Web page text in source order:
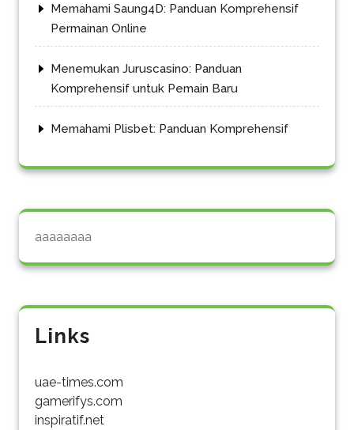
Memahami Saung4D: Panduan Komprehensif
Permainan Online
Menemukan Juruscasino: Panduan
Komprehensif untuk Pemain Baru
Memahami Plisbet: Panduan Komprehensif
aaaaaaaa
Links
uae-times.com
gamerifys.com
inspiratif.net